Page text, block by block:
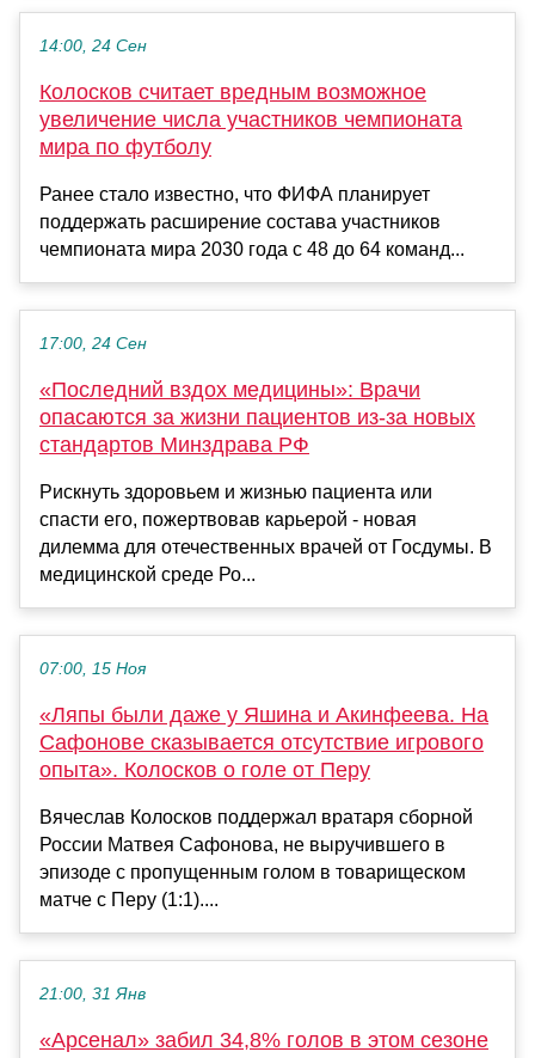
14:00, 24 Сен
Колосков считает вредным возможное
увеличение числа участников чемпионата
мира по футболу
Ранее стало известно, что ФИФА планирует
поддержать расширение состава участников
чемпионата мира 2030 года с 48 до 64 команд...
17:00, 24 Сен
«Последний вздох медицины»: Врачи
опасаются за жизни пациентов из-за новых
стандартов Минздрава РФ
Рискнуть здоровьем и жизнью пациента или
спасти его, пожертвовав карьерой - новая
дилемма для отечественных врачей от Госдумы. В
медицинской среде Ро...
07:00, 15 Ноя
«Ляпы были даже у Яшина и Акинфеева. На
Сафонове сказывается отсутствие игрового
опыта». Колосков о голе от Перу
Вячеслав Колосков поддержал вратаря сборной
России Матвея Сафонова, не выручившего в
эпизоде с пропущенным голом в товарищеском
матче с Перу (1:1)....
21:00, 31 Янв
«Арсенал» забил 34,8% голов в этом сезоне